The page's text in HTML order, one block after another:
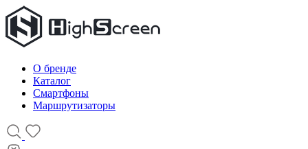
О бренде
Каталог
Смартфоны
Маршрутизаторы